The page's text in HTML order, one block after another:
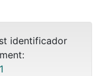
identificador